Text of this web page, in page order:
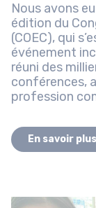
Nous avons
édition du
(COEC), qui
événement
réuni des
conférences,
En savoir plus